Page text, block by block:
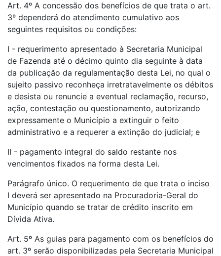
Art. 4º A concessão dos benefícios de que trata o art.
3º dependerá do atendimento cumulativo aos
seguintes requisitos ou condições:
I - requerimento apresentado à Secretaria Municipal
de Fazenda até o décimo quinto dia seguinte à data
da publicação da regulamentação desta Lei, no qual o
sujeito passivo reconheça irretratavelmente os débitos
e desista ou renuncie a eventual reclamação, recurso,
ação, contestação ou questionamento, autorizando
expressamente o Município a extinguir o feito
administrativo e a requerer a extinção do judicial; e
II - pagamento integral do saldo restante nos
vencimentos fixados na forma desta Lei.
Parágrafo único. O requerimento de que trata o inciso
I deverá ser apresentado na Procuradoria-Geral do
Município quando se tratar de crédito inscrito em
Dívida Ativa.
Art. 5º As guias para pagamento com os benefícios do
art. 3º serão disponibilizadas pela Secretaria Municipal